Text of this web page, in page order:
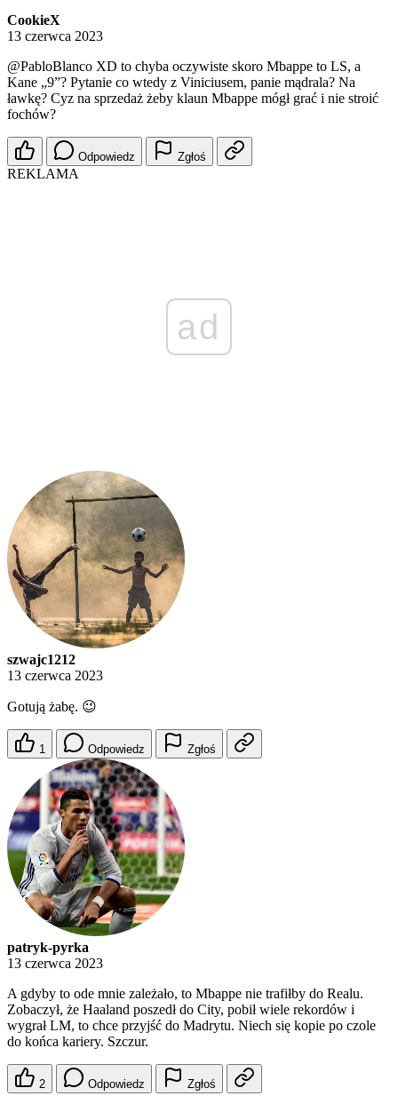
CookieX
13 czerwca 2023
@PabloBlanco XD to chyba oczywiste skoro Mbappe to LS, a
Kane „9”? Pytanie co wtedy z Viniciusem, panie mądrala? Na
ławkę? Cyz na sprzedaż żeby klaun Mbappe mógł grać i nie stroić
fochów?
Odpowiedz Zgłoś
REKLAMA
ad
szwajc1212
13 czerwca 2023
Gotują żabę. 😉
1 Odpowiedz Zgłoś
patryk-pyrka
13 czerwca 2023
A gdyby to ode mnie zależało, to Mbappe nie trafiłby do Realu.
Zobaczył, że Haaland poszedł do City, pobił wiele rekordów i
wygrał LM, to chce przyjść do Madrytu. Niech się kopie po czole
do końca kariery. Szczur.
2 Odpowiedz Zgłoś